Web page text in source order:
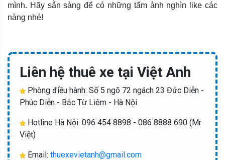
mình. Hãy sẵn sàng để có những tấm ảnh nghìn like các
nàng nhé!
Liên hệ thuê xe tại Việt Anh
Phòng điều hành: Số 5 ngõ 72 ngách 23 Đức Diễn -
Phúc Diễn - Bắc Từ Liêm - Hà Nội
Hotline Hà Nội: 096 454 8898 - 086 8888 690 (Mr
Việt)
Email: thuexevietanh@gmail.com